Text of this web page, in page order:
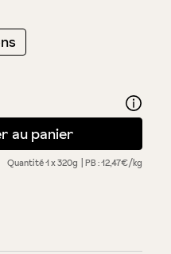
Quantité1 x 320g PB : 12,47€/kg
souhaitée ou utilisez
au panier